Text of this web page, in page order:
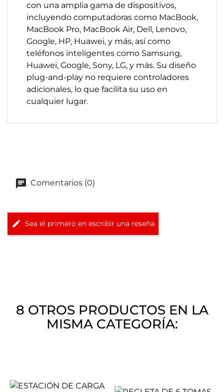
con una amplia gama de dispositivos,
incluyendo computadoras como MacBook,
MacBook Pro, MacBook Air, Dell, Lenovo,
Google, HP, Huawei, y más, así como
teléfonos inteligentes como Samsung,
Huawei, Google, Sony, LG, y más. Su diseño
plug-and-play no requiere controladores
adicionales, lo que facilita su uso en
cualquier lugar.
Comentarios (0)
Sea el primero en escribir una reseña
8 OTROS PRODUCTOS EN LA
MISMA CATEGORÍA: